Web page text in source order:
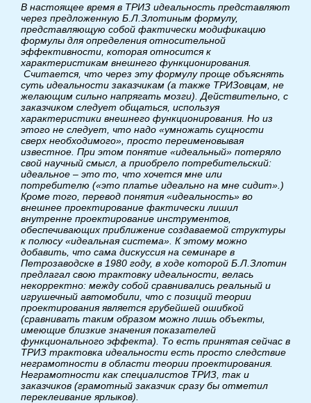
В настоящее время в ТРИЗ идеальность представляют
через предложенную Б.Л.Злотиным формулу,
представляющую собой фактически модификацию
формулы для определения относительной
эффективности, которая относится к
характеристикам внешнего функционирования.
Считается, что через эту формулу проще объяснять
суть идеальности заказчикам (а также ТРИЗовцам, не
желающим сильно напрягать мозги). Действительно, с
заказчиком следует общаться, используя
характеристики внешнего функционирования. Но из
этого не следует, что надо «умножать сущности
сверх необходимого», просто переименовывая
известное. При этом понятие «идеальный» потеряло
свой научный смысл, а приобрело потребительский:
идеальное – это то, что хочется мне или
потребителю («это платье идеально на мне сидит».)
Кроме того, перевод понятия «идеальность» во
внешнее проектирование фактически лишил
внутренне проектирование инструментов,
обеспечивающих приближение создаваемой структуры
к полюсу «идеальная система». К этому можно
добавить, что сама дискуссия на семинаре в
Петрозаводске в 1980 году, в ходе которой Б.Л.Злотин
предлагал свою трактовку идеальности, велась
некорректно: между собой сравнивались реальный и
игрушечный автомобили, что с позиций теории
проектирования является грубейшей ошибкой
(сравнивать таким образом можно лишь объекты,
имеющие близкие значения показателей
функционального эффекта). То есть принятая сейчас в
ТРИЗ трактовка идеальности есть просто следствие
неграмотности в области теории проектирования.
Неграмотности как специалистов ТРИЗ, так и
заказчиков (грамотный заказчик сразу бы отметил
переклеивание ярлыков).